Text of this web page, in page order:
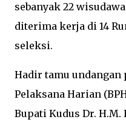
sebanyak 22
diterima kerja di 14
seleksi.
Hadir tamu undangan
Pelaksana Harian
Bupati Kudus Dr. H.M.